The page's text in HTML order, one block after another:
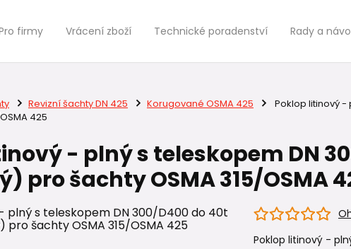
firmy Vrácení zboží Technické poradenství Rady a
Revizní šachty DN 425 Korugované OSMA 425
Poklop litinový -
425
- plný s teleskopem DN
pro šachty OSMA 315/OSMA
Poklop litinový -